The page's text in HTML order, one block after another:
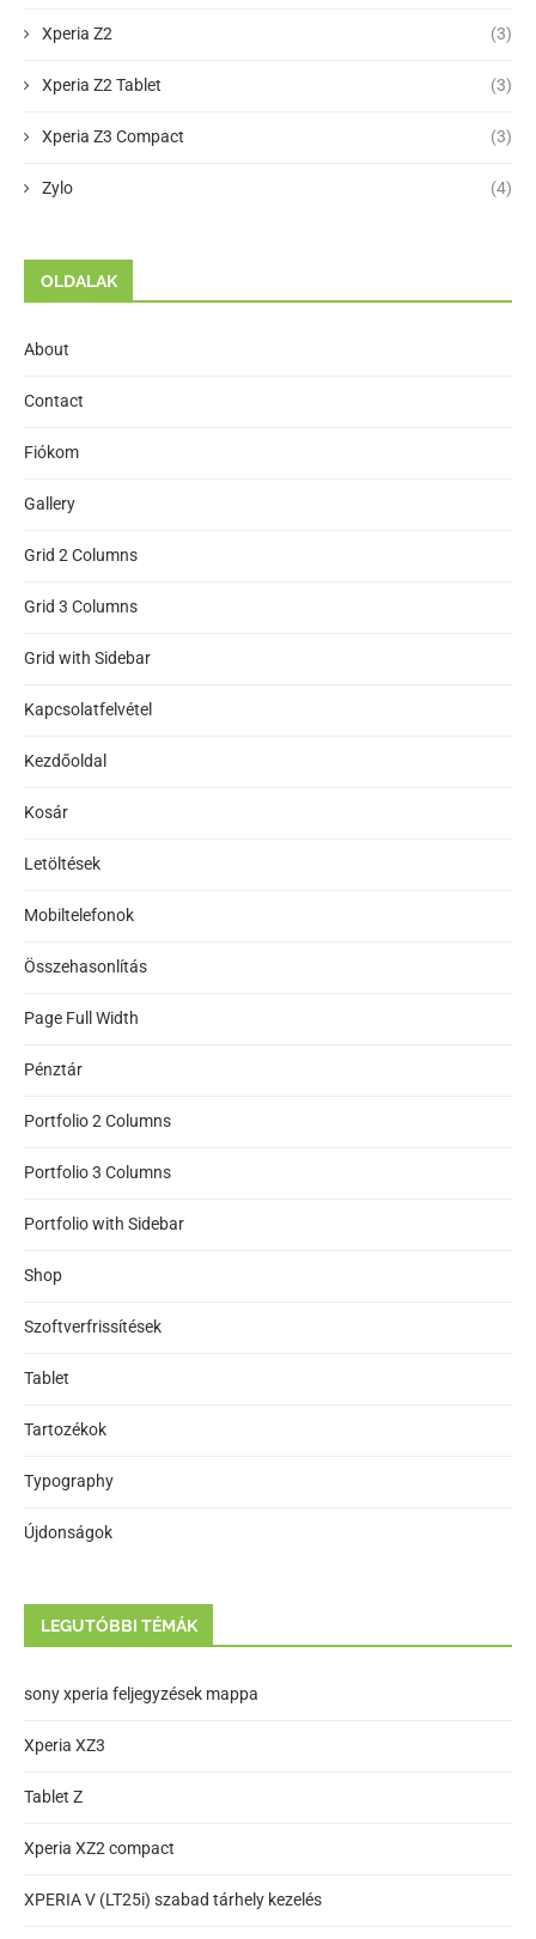
Xperia Z2 (3)
Xperia Z2 Tablet (3)
Xperia Z3 Compact (3)
Zylo (4)
OLDALAK
About
Contact
Fiókom
Gallery
Grid 2 Columns
Grid 3 Columns
Grid with Sidebar
Kapcsolatfelvétel
Kezdőoldal
Kosár
Letöltések
Mobiltelefonok
Összehasonlítás
Page Full Width
Pénztár
Portfolio 2 Columns
Portfolio 3 Columns
Portfolio with Sidebar
Shop
Szoftverfrissítések
Tablet
Tartozékok
Typography
Újdonságok
LEGUTÓBBI TÉMÁK
sony xperia feljegyzések mappa
Xperia XZ3
Tablet Z
Xperia XZ2 compact
XPERIA V (LT25i) szabad tárhely kezelés